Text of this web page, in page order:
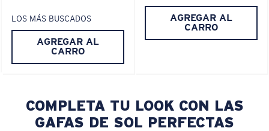
LOS MÁS BUSCADOS
AGREGAR AL
CARRO
AGREGAR AL
CARRO
COMPLETA TU LOOK CON LAS
GAFAS DE SOL PERFECTAS